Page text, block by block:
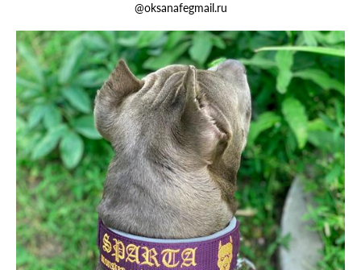
@oksanafegmail.ru